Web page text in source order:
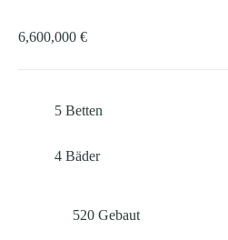
6,600,000 €
5 Betten
4 Bäder
520 Gebaut